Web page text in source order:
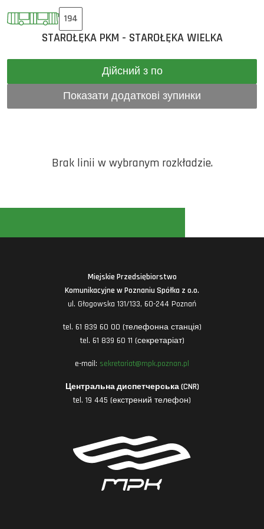
194
STAROŁĘKA PKM - STAROŁĘKA WIELKA
Дійсний з по
Показати додаткові зупинки
Brak linii w wybranym rozkładzie.
Miejskie Przedsiębiorstwo
Komunikacyjne w Poznaniu Spółka z o.o.
ul. Głogowska 131/133, 60-244 Poznań
tel. 61 839 60 00 (телефонна станція)
tel. 61 839 60 11 (секретаріат)
e-mail: sekretariat@mpk.poznan.pl
Центральна диспетчерська (CNR)
tel. 19 445 (екстрений телефон)